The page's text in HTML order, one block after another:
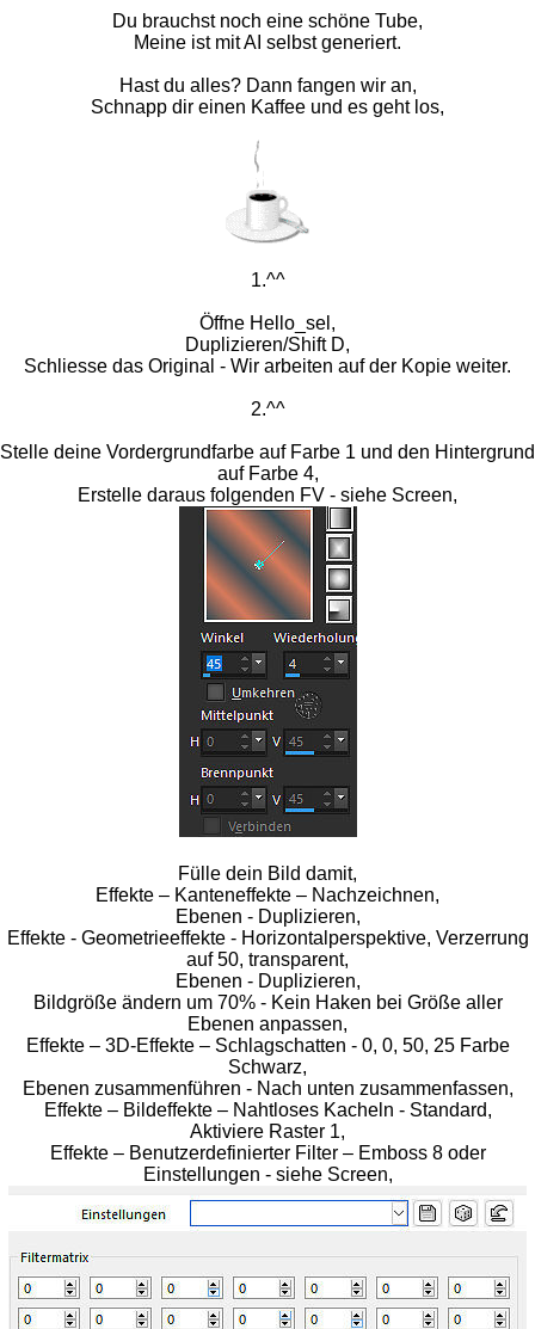
Du brauchst noch eine schöne Tube,
Meine ist mit AI selbst generiert.
Hast du alles? Dann fangen wir an,
Schnapp dir einen Kaffee und es geht los,
1.^^
Öffne Hello_sel,
Duplizieren/Shift D,
Schliesse das Original - Wir arbeiten auf der Kopie weiter.
2.^^
Stelle deine Vordergrundfarbe auf Farbe 1 und den Hintergrund
auf Farbe 4,
Erstelle daraus folgenden FV - siehe Screen,
Fülle dein Bild damit,
Effekte – Kanteneffekte – Nachzeichnen,
Ebenen - Duplizieren,
Effekte - Geometrieeffekte - Horizontalperspektive, Verzerrung
auf 50, transparent,
Ebenen - Duplizieren,
Bildgröße ändern um 70% - Kein Haken bei Größe aller
Ebenen anpassen,
Effekte – 3D-Effekte – Schlagschatten - 0, 0, 50, 25 Farbe
Schwarz,
Ebenen zusammenführen - Nach unten zusammenfassen,
Effekte – Bildeffekte – Nahtloses Kacheln - Standard,
Aktiviere Raster 1,
Effekte – Benutzerdefinierter Filter – Emboss 8 oder
Einstellungen - siehe Screen,